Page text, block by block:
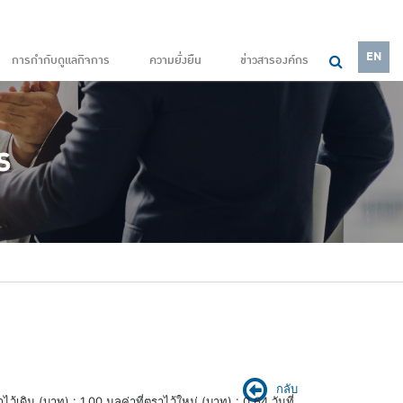
การกำกับดูแลกิจการ ความยั่งยืน ข่าวสารองค์กร EN
กลับ